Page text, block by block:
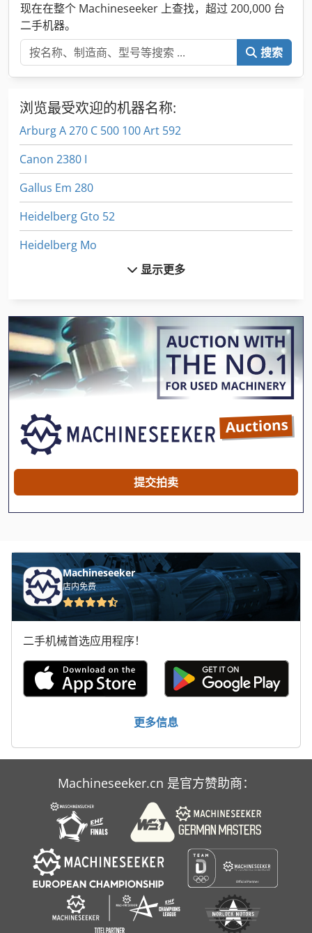
现在在整个 Machineseeker 上查找，超过 200,000 台
二手机器。
搜索
浏览最受欢迎的机器名称:
Arburg A 270 C 500 100 Art 592
Canon 2380 I
Gallus Em 280
Heidelberg Gto 52
Heidelberg Mo
Heidelberg Speedmaster 72
Hp Designjet 800
Hp Indigo
Hsm V Press 605
Ideal Type Bas 040
Indramat Motor
Robland Bm 3000
Roland Praktika 00
Rondo
Sbd
Thieme 3030
Zwick
手动 剪 板 机
标签打印机
显示更多
提交拍卖
Machineseeker
店内免费
二手机械首选应用程序！
更多信息
Machineseeker.cn 是官方赞助商：